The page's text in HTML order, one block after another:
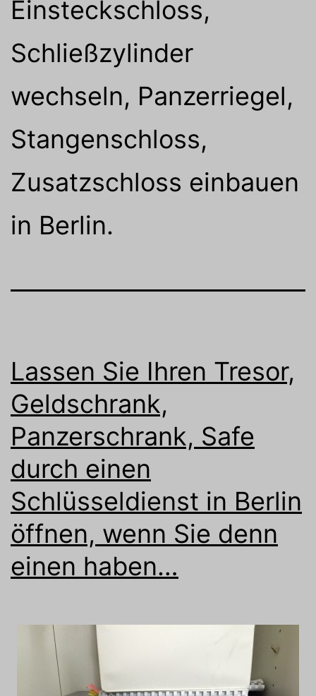
Einsteckschloss,
Schließzylinder
wechseln, Panzerriegel,
Stangenschloss,
Zusatzschloss einbauen
in Berlin.
Lassen Sie Ihren Tresor,
Geldschrank,
Panzerschrank, Safe
durch einen
Schlüsseldienst in Berlin
öffnen, wenn Sie denn
einen haben…